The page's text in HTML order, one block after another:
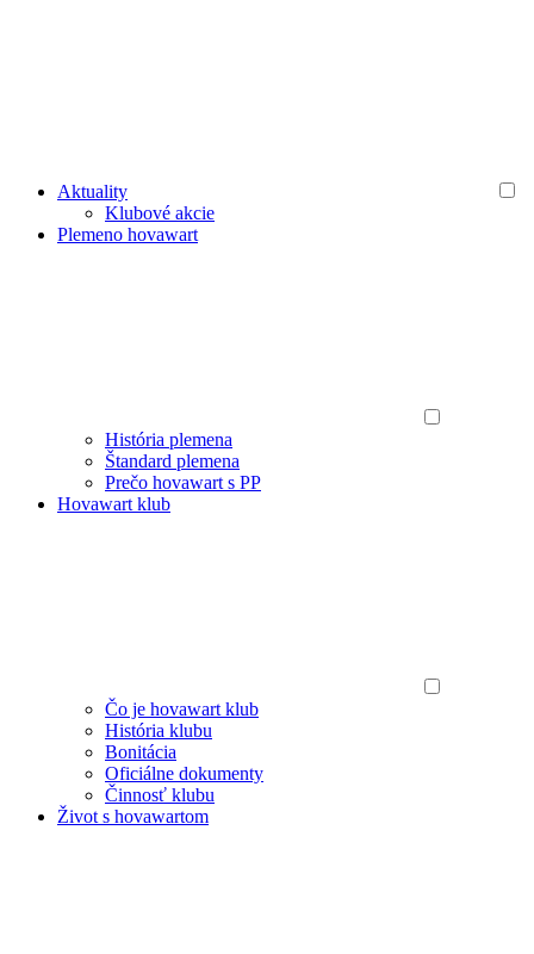
Aktuality
Klubové akcie
Plemeno hovawart
História plemena
Štandard plemena
Prečo hovawart s PP
Hovawart klub
Čo je hovawart klub
História klubu
Bonitácia
Oficiálne dokumenty
Činnosť klubu
Život s hovawartom